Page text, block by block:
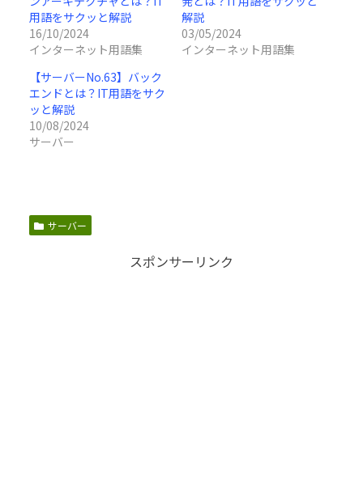
用語をサクッと解説
16/10/2024
インターネット用語集
解説
03/05/2024
インターネット用語集
【サーバーNo.63】バック
エンドとは？IT用語をサク
ッと解説
10/08/2024
サーバー
サーバー
スポンサーリンク